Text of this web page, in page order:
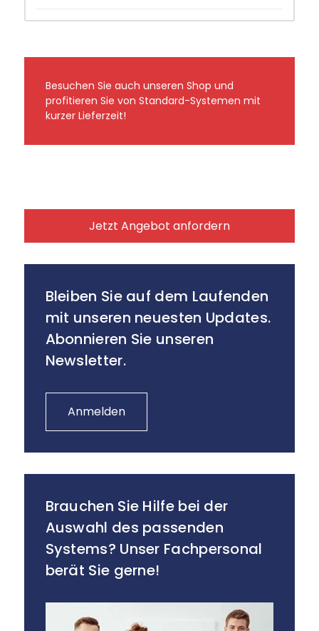
Besuchen Sie auch unseren Shop und
profitieren Sie von Standard-Systemen mit
kurzer Lieferzeit!
Jetzt Angebot anfordern
Bleiben Sie auf dem Laufenden
mit unseren neuesten Updates.
Abonnieren Sie unseren
Newsletter.
Anmelden
Brauchen Sie Hilfe bei der
Auswahl des passenden
Systems? Unser Fachpersonal
berät Sie gerne!